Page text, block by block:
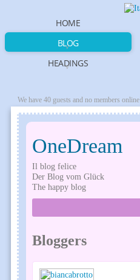
HOME
BLOG
HEADINGS
We have 40 guests and no members online
OneDream
Il blog felice
Der Blog vom Glück
The happy blog
Bloggers